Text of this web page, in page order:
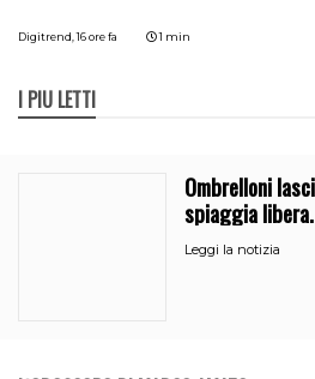
Digitrend,16 ore fa 1 min
I PIÙ LETTI
Ombrelloni
spiaggia
Guardia Costiera
Leggi la notizia